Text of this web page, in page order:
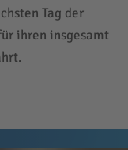
Tag der
ihren insgesamt